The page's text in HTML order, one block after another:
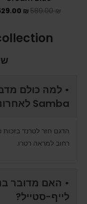
589.00₪
₪
Samba לאחרונה?
הדגם חזר לטרנד בזכות
רחוב למראה רטרו.
• האם מדובר
לייף-סטייל?